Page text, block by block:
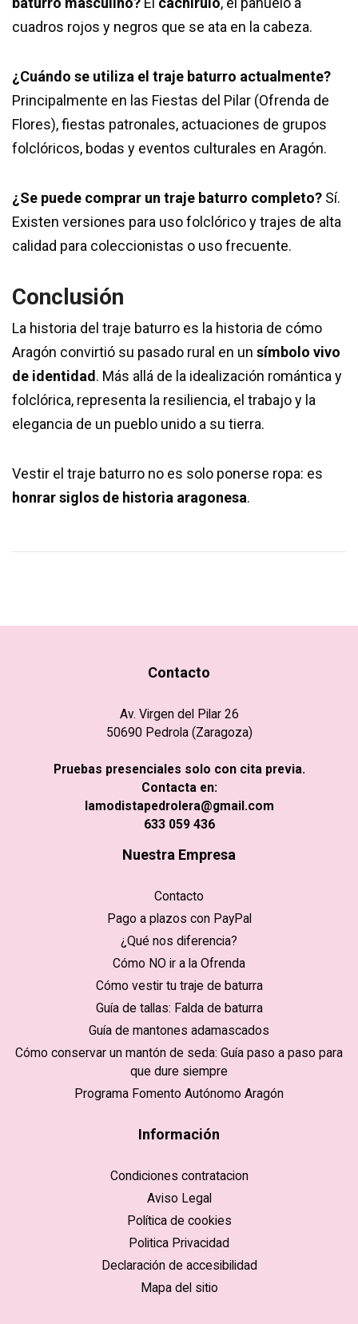
cuadros rojos y negros que se ata en la cabeza.
¿Cuándo se utiliza el traje baturro actualmente?
Principalmente en las Fiestas del Pilar (Ofrenda de
Flores), fiestas patronales, actuaciones de grupos
folclóricos, bodas y eventos culturales en Aragón.
¿Se puede comprar un traje baturro completo? Sí.
Existen versiones para uso folclórico y trajes de alta
calidad para coleccionistas o uso frecuente.
Conclusión
La historia del traje baturro es la historia de cómo
Aragón convirtió su pasado rural en un símbolo vivo
de identidad . Más allá de la idealización romántica y
folclórica, representa la resiliencia, el trabajo y la
elegancia de un pueblo unido a su tierra.
Vestir el traje baturro no es solo ponerse ropa: es
honrar siglos de historia aragonesa.
Contacto
Av. Virgen del Pilar 26
50690 Pedrola (Zaragoza)
Pruebas presenciales solo con cita previa.
Contacta en:
lamodistapedrolera@gmail.com
633 059 436
Nuestra Empresa
Contacto
Pago a plazos con PayPal
¿Qué nos diferencia?
Cómo NO ir a la Ofrenda
Cómo vestir tu traje de baturra
Guía de tallas: Falda de baturra
Guía de mantones adamascados
Cómo conservar un mantón de seda: Guía paso a paso para
que dure siempre
Programa Fomento Autónomo Aragón
Información
Condiciones contratacion
Aviso Legal
Política de cookies
Politica Privacidad
Declaración de accesibilidad
Mapa del sitio